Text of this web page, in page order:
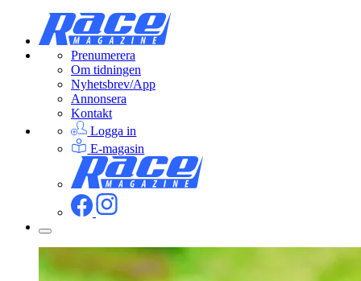
Prenumerera
Om tidningen
Nyhetsbrev/App
Annonsera
Kontakt
Logga in
E-magasin